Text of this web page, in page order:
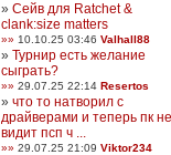
» Сейв для Ratchet &
clank:size matters
»» 10.10.25 03:46 Valhall88
» Турнир есть желание
сыграть?
»» 29.07.25 22:14 Resertos
» что то натворил с
драйверами и теперь пк не
видит псп ч ...
»» 29.07.25 21:09 Viktor234